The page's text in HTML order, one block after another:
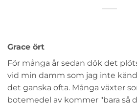
Grace ört
För många år sedan dök det
vid min damm som jag inte
det ganska ofta. Många växter
botemedel av kommer "bara så